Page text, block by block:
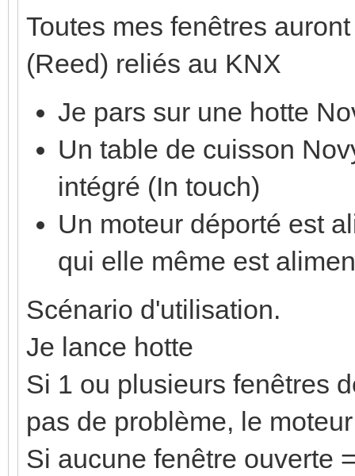
Toutes mes fenêtres
(Reed) reliés au KNX
Je pars sur une hotte
Un table de cuisson
intégré (In touch)
Un moteur déporté est
qui elle même est
Scénario d'utilisation.
Je lance hotte
Si 1 ou plusieurs fenêtres
pas de problème, le
Si aucune fenêtre ouverte